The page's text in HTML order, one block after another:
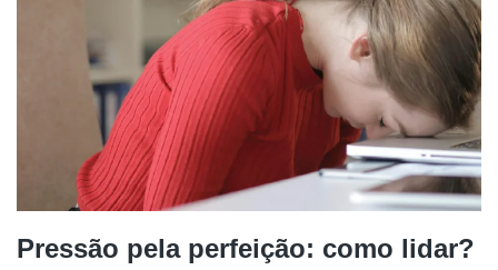
Pressão pela perfeição: como lidar?